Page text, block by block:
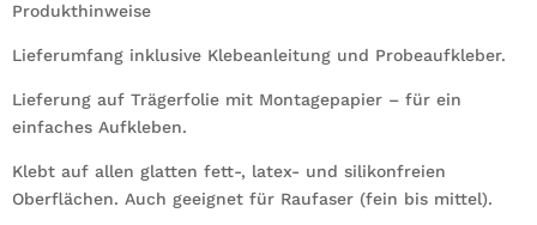
Produkthinweise
Lieferumfang inklusive Klebeanleitung und Probeaufkleber.
Lieferung auf Trägerfolie mit Montagepapier – für ein
einfaches Aufkleben.
Klebt auf allen glatten fett-, latex- und silikonfreien
Oberflächen. Auch geeignet für Raufaser (fein bis mittel).